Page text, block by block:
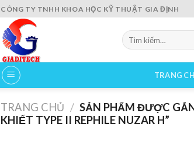
CÔNG TY TNHH KHOA HỌC KỸ THUẬT GIA ĐỊNH
Tìm
kiếm:
TRANG
TRANG CHỦ / SẢN PHẨM ĐƯỢC
KHIẾT TYPE II REPHILE NUZAR H”